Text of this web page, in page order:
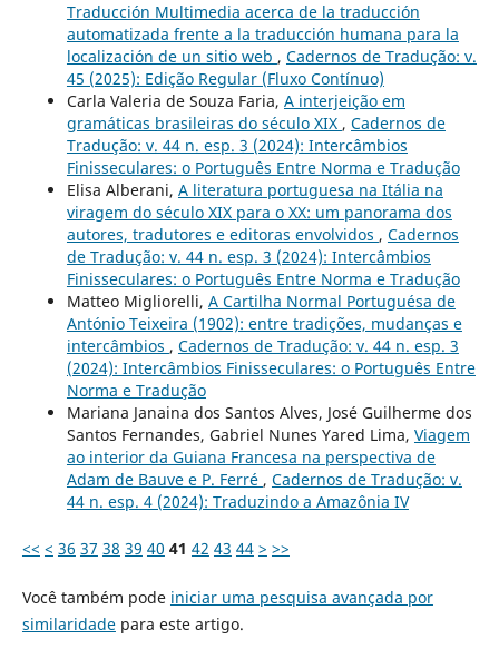
Traducción Multimedia acerca de la traducción
automatizada frente a la traducción humana para la
localización de un sitio web , Cadernos de Tradução: v.
45 (2025): Edição Regular (Fluxo Contínuo)
Carla Valeria de Souza Faria, A interjeição em
gramáticas brasileiras do século XIX , Cadernos de
Tradução: v. 44 n. esp. 3 (2024): Intercâmbios
Finisseculares: o Português Entre Norma e Tradução
Elisa Alberani, A literatura portuguesa na Itália na
viragem do século XIX para o XX: um panorama dos
autores, tradutores e editoras envolvidos , Cadernos
de Tradução: v. 44 n. esp. 3 (2024): Intercâmbios
Finisseculares: o Português Entre Norma e Tradução
Matteo Migliorelli, A Cartilha Normal Portuguésa de
António Teixeira (1902): entre tradições, mudanças e
intercâmbios , Cadernos de Tradução: v. 44 n. esp. 3
(2024): Intercâmbios Finisseculares: o Português Entre
Norma e Tradução
Mariana Janaina dos Santos Alves, José Guilherme dos
Santos Fernandes, Gabriel Nunes Yared Lima, Viagem
ao interior da Guiana Francesa na perspectiva de
Adam de Bauve e P. Ferré , Cadernos de Tradução: v.
44 n. esp. 4 (2024): Traduzindo a Amazônia IV
<< < 36 37 38 39 40 41 42 43 44 > >>
Você também pode iniciar uma pesquisa avançada por
similaridadepara este artigo.